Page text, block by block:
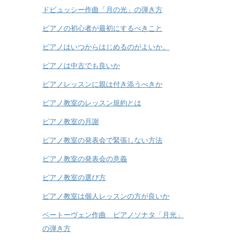
ドビュッシー作曲「月の光」の弾き方
ピアノの初心者が最初にするべきこと
ピアノはいつからはじめるのがよいか。
ピアノは中古でも良いか
ピアノレッスンに親は付き添うべきか
ピアノ教室のレッスン規約とは
ピアノ教室の月謝
ピアノ教室の発表会で緊張しない方法
ピアノ教室の発表会の意義
ピアノ教室の選び方
ピアノ教室は個人レッスンの方が良いか
ベートーヴェン作曲 ピアノソナタ「月光」
の弾き方